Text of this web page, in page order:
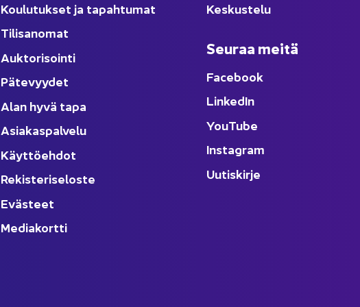
Kou­lu­tuk­set ja ta­pah­tu­mat
Ti­li­sa­no­mat
Auk­to­ri­soin­ti
Pä­te­vyy­det
Alan hyvä tapa
Asia­kas­pal­ve­lu
Käyt­tö­eh­dot
Re­kis­te­ri­se­los­te
Eväs­teet
Me­dia­kort­ti
Kes­kus­te­lu
Seu­raa meitä
Face­book
Lin­ke­dIn
YouTube
Ins­ta­gram
Uu­tis­kir­je